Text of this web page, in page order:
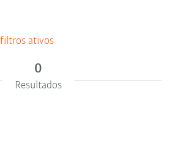
filtros ativos
0
Resultados